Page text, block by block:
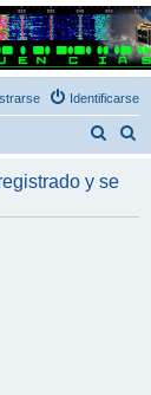
Identificarse
c
s
c
y se